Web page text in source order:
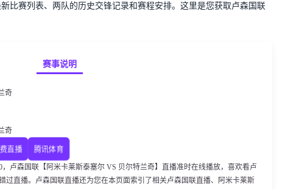
比赛列表、两队的历史交锋记录和赛程安排。这里是您获取卢森国联
赛事说明
奇
奇
直播 腾讯体育
，卢森国联【阿米卡莱斯泰塞尔 VS 贝尔特兰奇】直播准时在线播放，喜欢看卢
过直播。卢森国联直播还为您在本页面索引了相关卢森国联直播、阿米卡莱斯